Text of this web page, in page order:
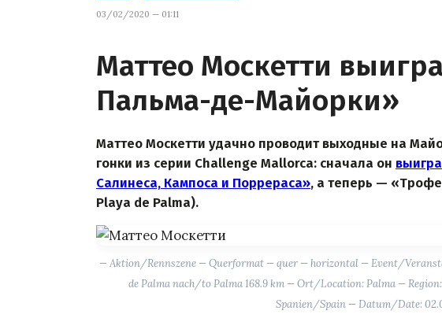
03/02/2020 — 01:11
Маттео Москетти
Пальма-де-Майорки»
Маттео Москетти удачно проводит выходные на
гонки из серии Challenge Mallorca: сначала он
Салинеса, Кампоса и Поррераса», а теперь —
Playa de Palma).
— Aktion/Rennszene — Querformat — quer — horizontal — Event/
de Palma nach/to Palma 168.9 km — Ort/Location: Palma —
Spanien/Spain — Datum/Date: